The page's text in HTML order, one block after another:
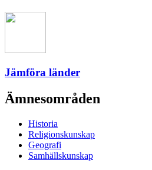
Jämföra länder
Ämnesområden
Historia
Religionskunskap
Geografi
Samhällskunskap